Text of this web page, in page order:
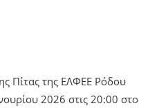
Πίτας της ΕΛΦΕΕ Ρόδου
2026 στις 20:00 στο